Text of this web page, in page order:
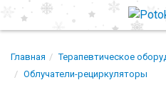
Главная
Терапевтическое
Облучатели-рециркуляторы